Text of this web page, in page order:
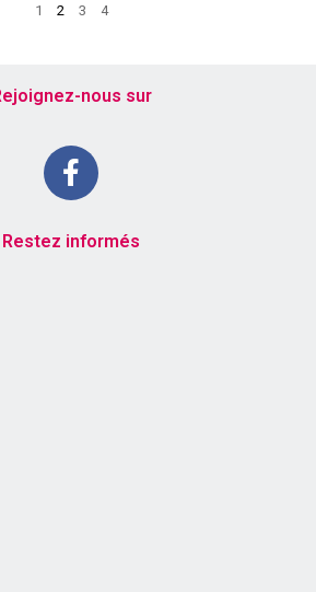
1 2 3 4
Rejoignez-nous sur
Restez informés